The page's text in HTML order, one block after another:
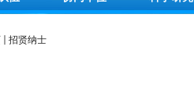
招贤纳士